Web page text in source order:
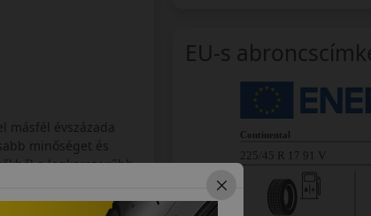
másfél évszázada
minőséget és
a legkorszerűbb
még a gyár
EU-s